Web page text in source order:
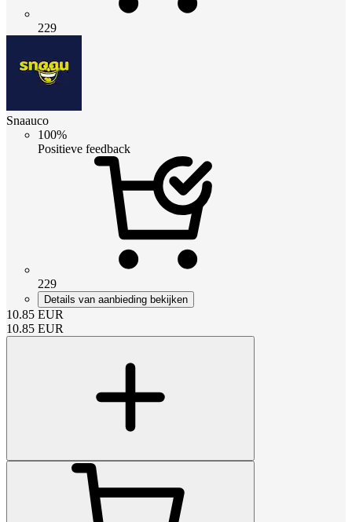
229
Snaauco
100%
Positieve feedback
229
Details van aanbieding bekijken
10.85 EUR
10.85 EUR